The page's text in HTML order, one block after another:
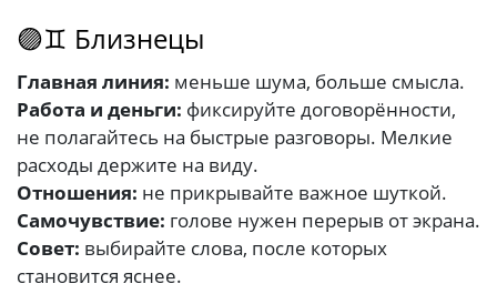
🟣♊ Близнецы
Главная линия: меньше шума, больше смысла.
Работа и деньги: фиксируйте договорённости,
не полагайтесь на быстрые разговоры. Мелкие
расходы держите на виду.
Отношения: не прикрывайте важное шуткой.
Самочувствие: голове нужен перерыв от экрана.
Совет: выбирайте слова, после которых
становится яснее.